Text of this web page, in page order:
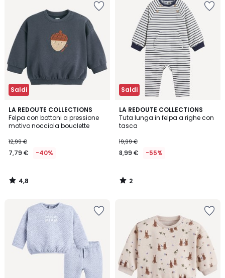
Saldi
LA REDOUTE COLLECTIONS
Felpa con bottoni a pressione
motivo nocciola bouclette
12,99 €
7,79 € -40%
4,8
/ 5
4,8
/
Saldi
LA REDOUTE COLLECTIONS
Tuta lunga in felpa a righe con
tasca
19,99 €
8,99 € -55%
2
/
5
2
/